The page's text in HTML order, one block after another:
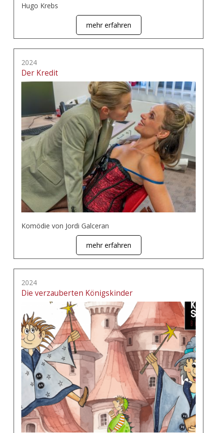
Hugo Krebs
mehr erfahren
2024
Der Kredit
Komödie von Jordi Galceran
mehr erfahren
2024
Die verzauberten Königskinder